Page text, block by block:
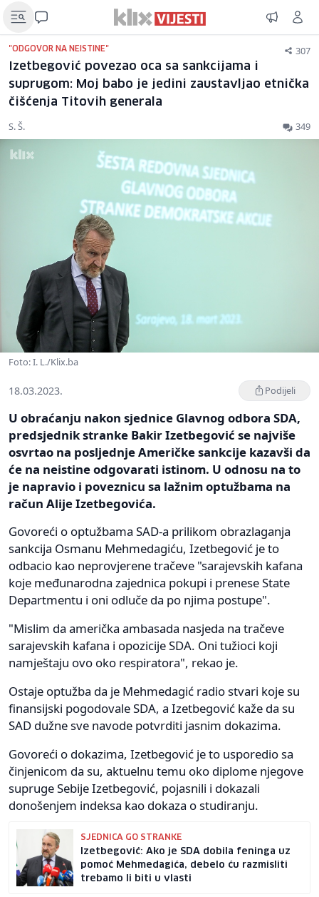
"ODGOVOR NA NEISTINE" 307
Izetbegović povezao oca sa sankcijama i
suprugom: Moj babo je jedini zaustavljao etnička
čišćenja Titovih generala
S. Š. 349
Foto: I. L./Klix.ba
18.03.2023. Podijeli
U obraćanju nakon sjednice Glavnog odbora SDA,
predsjednik stranke Bakir Izetbegović se najviše
osvrtao na posljednje Američke sankcije kazavši da
će na neistine odgovarati istinom. U odnosu na to
je napravio i poveznicu sa lažnim optužbama na
račun Alije Izetbegovića.
Govoreći o optužbama SAD-a prilikom obrazlaganja
sankcija Osmanu Mehmedagiću, Izetbegović je to
odbacio kao neprovjerene tračeve "sarajevskih kafana
koje međunarodna zajednica pokupi i prenese State
Departmentu i oni odluče da po njima postupe".
"Mislim da američka ambasada nasjeda na tračeve
sarajevskih kafana i opozicije SDA. Oni tužioci koji
namještaju ovo oko respiratora", rekao je.
Ostaje optužba da je Mehmedagić radio stvari koje su
finansijski pogodovale SDA, a Izetbegović kaže da su
SAD dužne sve navode potvrditi jasnim dokazima.
Govoreći o dokazima, Izetbegović je to usporedio sa
činjenicom da su, aktuelnu temu oko diplome njegove
supruge Sebije Izetbegović, pojasnili i dokazali
donošenjem indeksa kao dokaza o studiranju.
SJEDNICA GO STRANKE
Izetbegović: Ako je SDA dobila feninga uz
pomoć Mehmedagića, debelo ću razmisliti
trebamo li biti u vlasti